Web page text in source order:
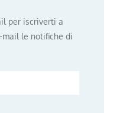
per iscriverti a
mail le notifiche di